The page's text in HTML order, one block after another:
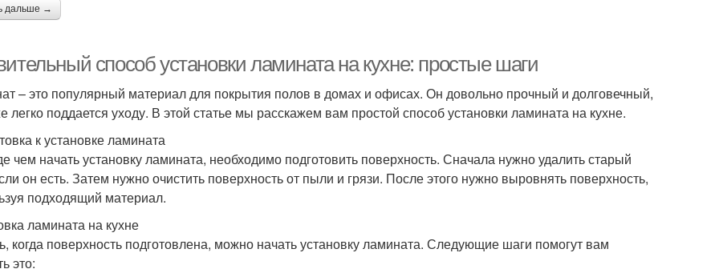
дальше →
способ установки ламината на кухне: простые шаги
– это популярный материал для покрытия полов в домах и офисах. Он довольно прочный и долговечный,
легко поддается уходу. В этой статье мы расскажем вам простой способ установки ламината на кухне.
к установке ламината
чем начать установку ламината, необходимо подготовить поверхность. Сначала нужно удалить старый
он есть. Затем нужно очистить поверхность от пыли и грязи. После этого нужно выровнять поверхность,
подходящий материал.
ламината на кухне
когда поверхность подготовлена, можно начать установку ламината. Следующие шаги помогут вам
это: